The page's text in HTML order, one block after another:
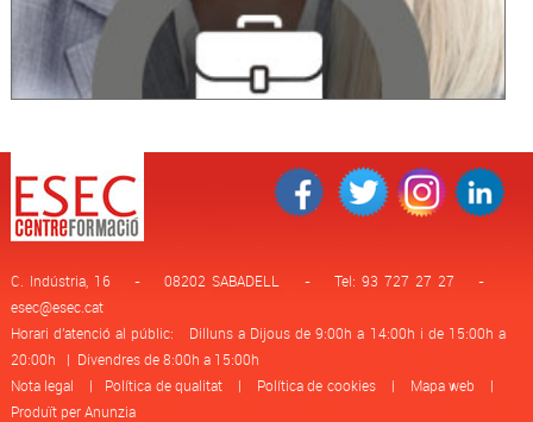
C. Indústria, 16 - 08202 SABADELL - Tel: 93 727 27 27 -
esec@esec.cat
Horari d'atenció al públic: Dilluns a Dijous de 9:00h a 14:00h i de 15:00h a
20:00h | Divendres de 8:00h a 15:00h
Nota legal | Política de qualitat| Política de cookies| Mapa web |
Produït per Anunzia